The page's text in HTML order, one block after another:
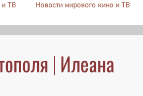
и ТВ Новости мирового кино и ТВ
| Илеана